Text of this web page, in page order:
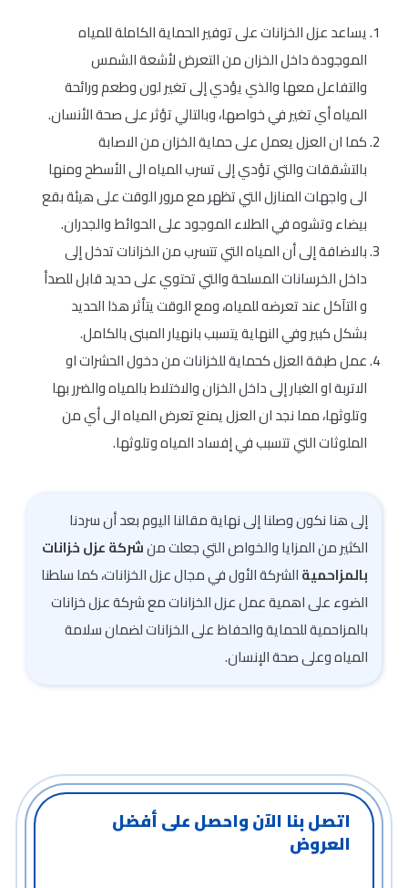
يساعد عزل الخزانات على توفير الحماية الكاملة للمياه
الموجودة داخل الخزان من التعرض لأشعة الشمس
والتفاعل معها والذي يؤدي إلى تغير لون وطعم ورائحة
المياه أي تغير في خواصها، وبالتالي تؤثر على صحة الأنسان.
كما ان العزل يعمل على حماية الخزان من الاصابة
بالتشققات والتي تؤدي إلى تسرب المياه الى الأسطح ومنها
الى واجهات المنازل التي تظهر مع مرور الوقت على هيئة بقع
بيضاء وتشوه في الطلاء الموجود على الحوائط والجدران.
بالاضافة إلى أن المياه التي تتسرب من الخزانات تدخل إلى
داخل الخرسانات المسلحة والتي تحتوي على حديد قابل للصدأ
و التآكل عند تعرضه للمياه، ومع الوقت يتأثر هذا الحديد
بشكل كبير وفي النهاية يتسبب بانهيار المبنى بالكامل.
عمل طبقة العزل كحماية للخزانات من دخول الحشرات او
الاتربة او الغبار إلى داخل الخزان والاختلاط بالمياه والضرر بها
وتلوثها، مما نجد ان العزل يمنع تعرض المياه الى أي من
الملوثات التي تتسبب في إفساد المياه وتلوثها.
إلى هنا نكون وصلنا إلى نهاية مقالنا اليوم بعد أن سردنا
الكثير من المزايا والخواص التي جعلت منشركة عزل خزانات
بالمزاحميةالشركة الأول في مجال عزل الخزانات، كما سلطنا
الضوء على اهمية عمل عزل الخزانات مع شركة عزل خزانات
بالمزاحمية للحماية والحفاظ على الخزانات لضمان سلامة
المياه وعلى صحة الإنسان.
اتصل بنا الآن واحصل على أفضل
العروض